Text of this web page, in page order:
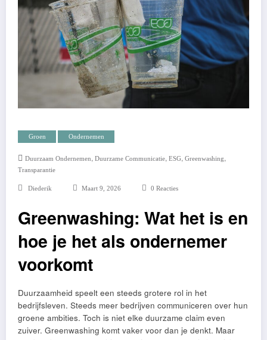
Groen Ondernemen
Duurzaam Ondernemen, Duurzame Communicatie, ESG, Greenwashing,
Transparantie
Diederik Maart 9, 2026 0 Reacties
Greenwashing: Wat het is en
hoe je het als ondernemer
voorkomt
Duurzaamheid speelt een steeds grotere rol in het
bedrijfsleven. Steeds meer bedrijven communiceren over hun
groene ambities. Toch is niet elke duurzame claim even
zuiver. Greenwashing komt vaker voor dan je denkt. Maar